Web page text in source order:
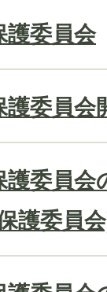
委員会
委員会
委員会
護委員